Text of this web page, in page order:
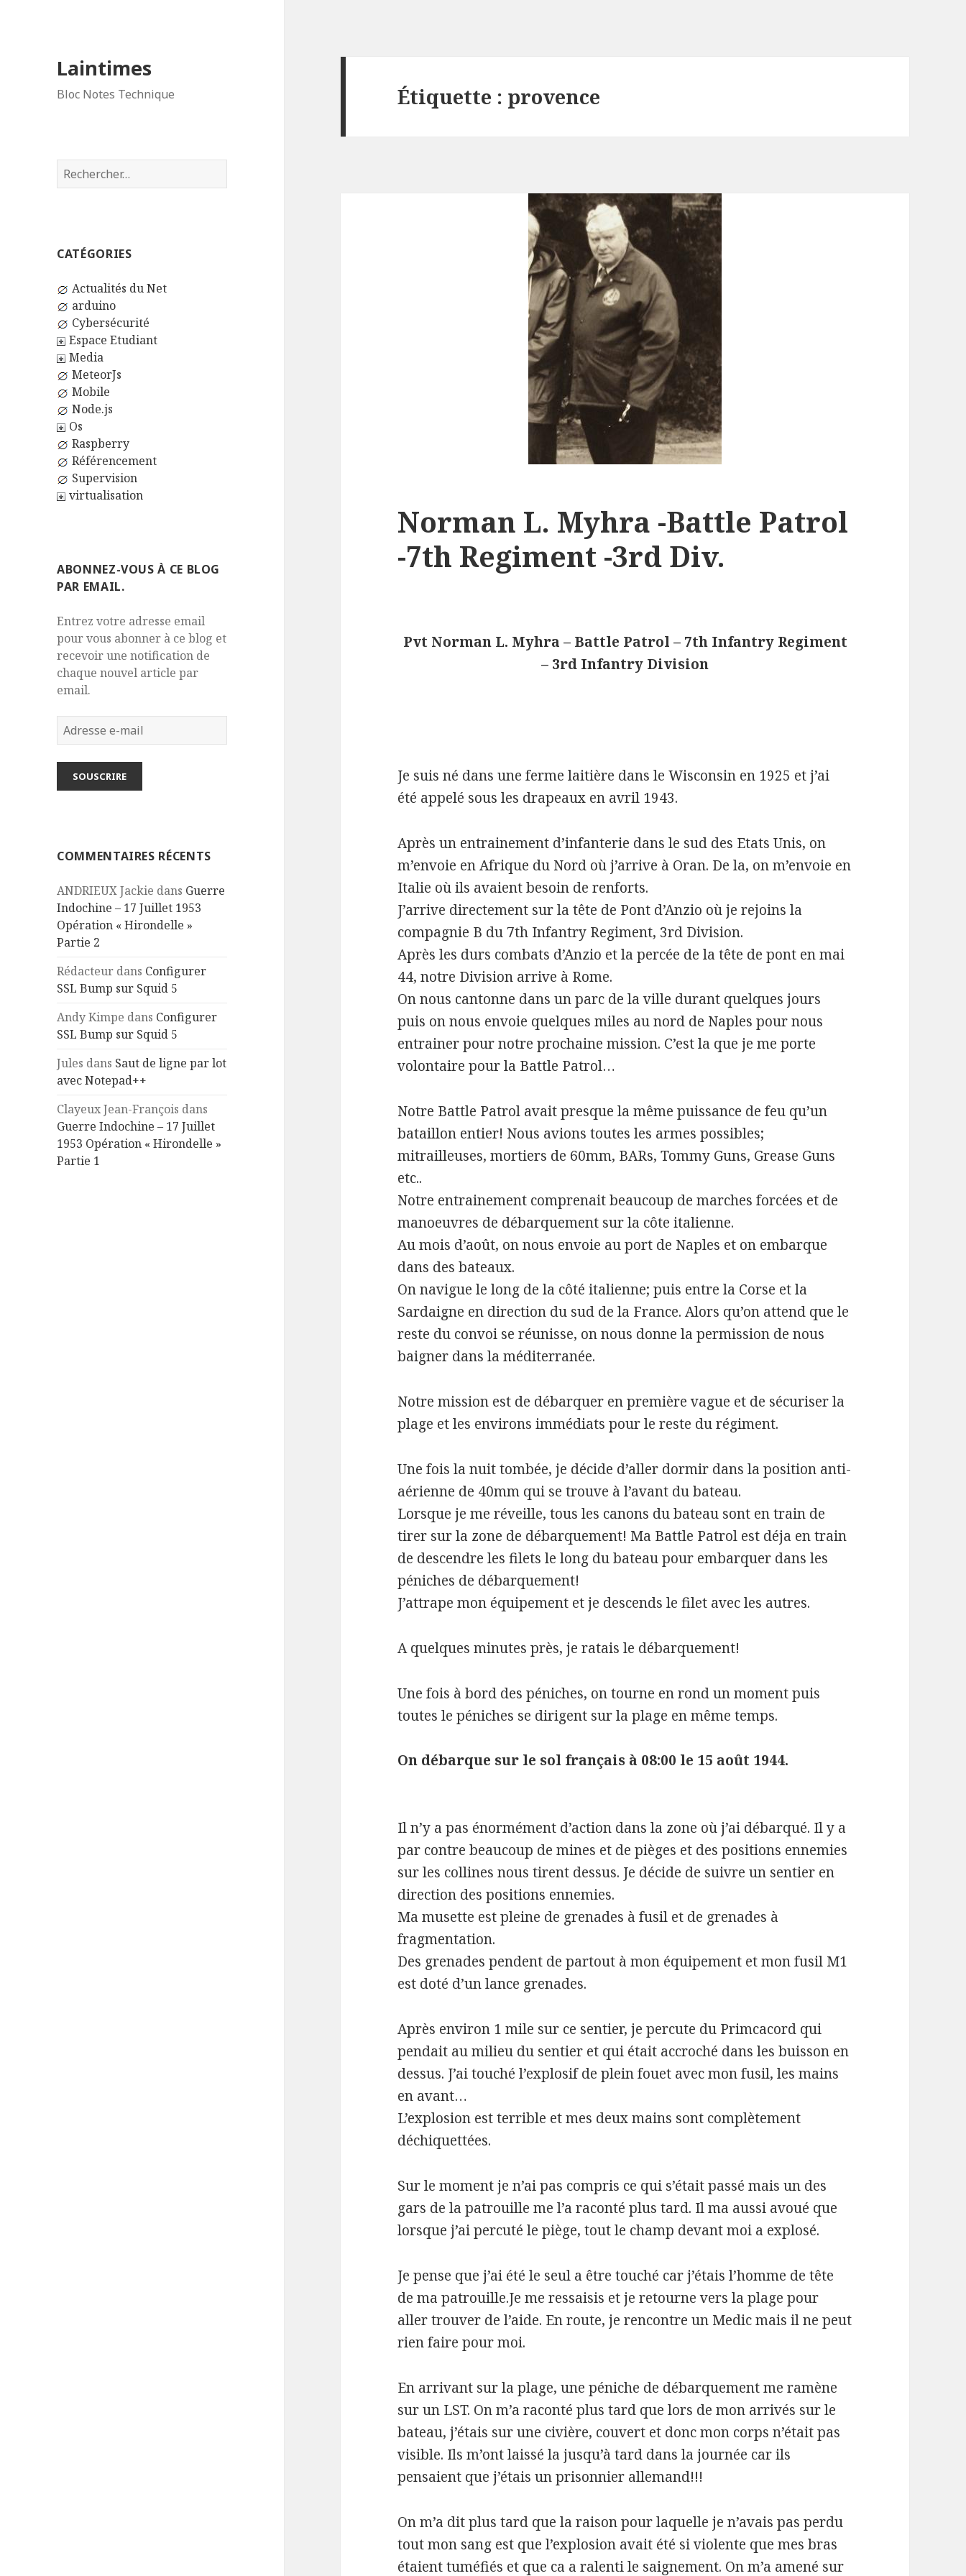
Laintimes
Bloc Notes Technique
Rechercher :
CATÉGORIES
Actualités du Net
arduino
Cybersécurité
Espace Etudiant
Media
MeteorJs
Mobile
Node.js
Os
Raspberry
Référencement
Supervision
virtualisation
ABONNEZ-VOUS À CE BLOG
PAR EMAIL.
Entrez votre adresse email
pour vous abonner à ce blog et
recevoir une notification de
chaque nouvel article par
email.
Adresse
e-
mail
SOUSCRIRE
COMMENTAIRES RÉCENTS
ANDRIEUX Jackie dans Guerre
Indochine – 17 Juillet 1953
Opération « Hirondelle »
Partie 2
Rédacteur dans Configurer
SSL Bump sur Squid 5
Andy Kimpe dans Configurer
SSL Bump sur Squid 5
Jules dans Saut de ligne par lot
avec Notepad++
Clayeux Jean-François dans
Guerre Indochine – 17 Juillet
1953 Opération « Hirondelle »
Partie 1
Étiquette : provence
Norman L. Myhra -Battle Patrol
-7th Regiment -3rd Div.
Pvt Norman L. Myhra – Battle Patrol – 7th Infantry Regiment
– 3rd Infantry Division
Je suis né dans une ferme laitière dans le Wisconsin en 1925 et j’ai
été appelé sous les drapeaux en avril 1943.
Après un entrainement d’infanterie dans le sud des Etats Unis, on
m’envoie en Afrique du Nord où j’arrive à Oran. De la, on m’envoie en
Italie où ils avaient besoin de renforts.
J’arrive directement sur la tête de Pont d’Anzio où je rejoins la
compagnie B du 7th Infantry Regiment, 3rd Division.
Après les durs combats d’Anzio et la percée de la tête de pont en mai
44, notre Division arrive à Rome.
On nous cantonne dans un parc de la ville durant quelques jours
puis on nous envoie quelques miles au nord de Naples pour nous
entrainer pour notre prochaine mission. C’est la que je me porte
volontaire pour la Battle Patrol…
Notre Battle Patrol avait presque la même puissance de feu qu’un
bataillon entier! Nous avions toutes les armes possibles;
mitrailleuses, mortiers de 60mm, BARs, Tommy Guns, Grease Guns
etc..
Notre entrainement comprenait beaucoup de marches forcées et de
manoeuvres de débarquement sur la côte italienne.
Au mois d’août, on nous envoie au port de Naples et on embarque
dans des bateaux.
On navigue le long de la côté italienne; puis entre la Corse et la
Sardaigne en direction du sud de la France. Alors qu’on attend que le
reste du convoi se réunisse, on nous donne la permission de nous
baigner dans la méditerranée.
Notre mission est de débarquer en première vague et de sécuriser la
plage et les environs immédiats pour le reste du régiment.
Une fois la nuit tombée, je décide d’aller dormir dans la position anti-
aérienne de 40mm qui se trouve à l’avant du bateau.
Lorsque je me réveille, tous les canons du bateau sont en train de
tirer sur la zone de débarquement! Ma Battle Patrol est déja en train
de descendre les filets le long du bateau pour embarquer dans les
péniches de débarquement!
J’attrape mon équipement et je descends le filet avec les autres.
A quelques minutes près, je ratais le débarquement!
Une fois à bord des péniches, on tourne en rond un moment puis
toutes le péniches se dirigent sur la plage en même temps.
On débarque sur le sol français à 08:00 le 15 août 1944.
Il n’y a pas énormément d’action dans la zone où j’ai débarqué. Il y a
par contre beaucoup de mines et de pièges et des positions ennemies
sur les collines nous tirent dessus. Je décide de suivre un sentier en
direction des positions ennemies.
Ma musette est pleine de grenades à fusil et de grenades à
fragmentation.
Des grenades pendent de partout à mon équipement et mon fusil M1
est doté d’un lance grenades.
Après environ 1 mile sur ce sentier, je percute du Primcacord qui
pendait au milieu du sentier et qui était accroché dans les buisson en
dessus. J’ai touché l’explosif de plein fouet avec mon fusil, les mains
en avant…
L’explosion est terrible et mes deux mains sont complètement
déchiquettées.
Sur le moment je n’ai pas compris ce qui s’était passé mais un des
gars de la patrouille me l’a raconté plus tard. Il ma aussi avoué que
lorsque j’ai percuté le piège, tout le champ devant moi a explosé.
Je pense que j’ai été le seul a être touché car j’étais l’homme de tête
de ma patrouille.Je me ressaisis et je retourne vers la plage pour
aller trouver de l’aide. En route, je rencontre un Medic mais il ne peut
rien faire pour moi.
En arrivant sur la plage, une péniche de débarquement me ramène
sur un LST. On m’a raconté plus tard que lors de mon arrivés sur le
bateau, j’étais sur une civière, couvert et donc mon corps n’était pas
visible. Ils m’ont laissé la jusqu’à tard dans la journée car ils
pensaient que j’étais un prisonnier allemand!!!
On m’a dit plus tard que la raison pour laquelle je n’avais pas perdu
tout mon sang est que l’explosion avait été si violente que mes bras
étaient tuméfiés et que ca a ralenti le saignement. On m’a amené sur